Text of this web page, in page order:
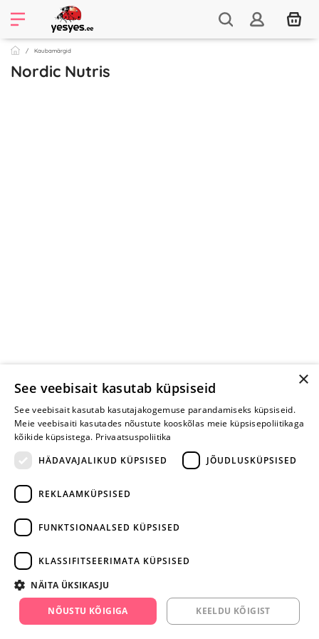
Kaubamärgid
Nordic Nutris
facebook.com/yesyes.ee
Instagram/yesyes.ee
×
See veebisait kasutab küpsiseid
See veebisait kasutab kasutajakogemuse parandamiseks küpsiseid.
Meie veebisaiti kasutades nõustute kooskõlas meie küpsisepoliitikaga
kõikide küpsistega. Privaatsuspoliitika
HÄDAVAJALIKUD KÜPSISED
JÕUDLUSKÜPSISED
REKLAAMKÜPSISED
FUNKTSIONAALSED KÜPSISED
KLASSIFITSEERIMATA KÜPSISED
NÄITA ÜKSIKASJU
NÕUSTU KÕIGIGA KEELDU KÕIGIST